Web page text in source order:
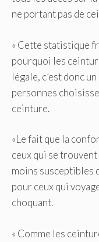
ne portant pas de
« Cette statistique
pourquoi les
légale, c’est donc
personnes
ceinture.
«Le fait que la
ceux qui se
moins susceptibles
pour ceux qui
choquant.
« Comme les